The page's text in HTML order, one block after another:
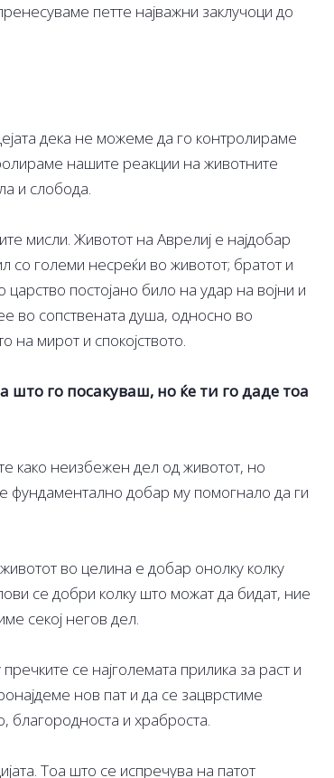
петте најважни заклучоци до
дека не можеме да го контролираме
нашите реакции на животните
и слобода.
мисли. Животот на Аврелиј е најдобар
големи несреќи во животот; братот и
постојано било на удар на војни и
во сопствената душа, односно во
на мирот и спокојството.
го посакуваш, но ќе ти го даде тоа
како неизбежен дел од животот, но
фундаментално добар му помогнало да ги
во целина е добар онолку колку
се добри колку што можат да бидат, ние
секој негов дел.
се најголемата прилика за раст и
нов пат и да се зацврстиме
благородноста и храброста.
Тоа што се испречува на патот